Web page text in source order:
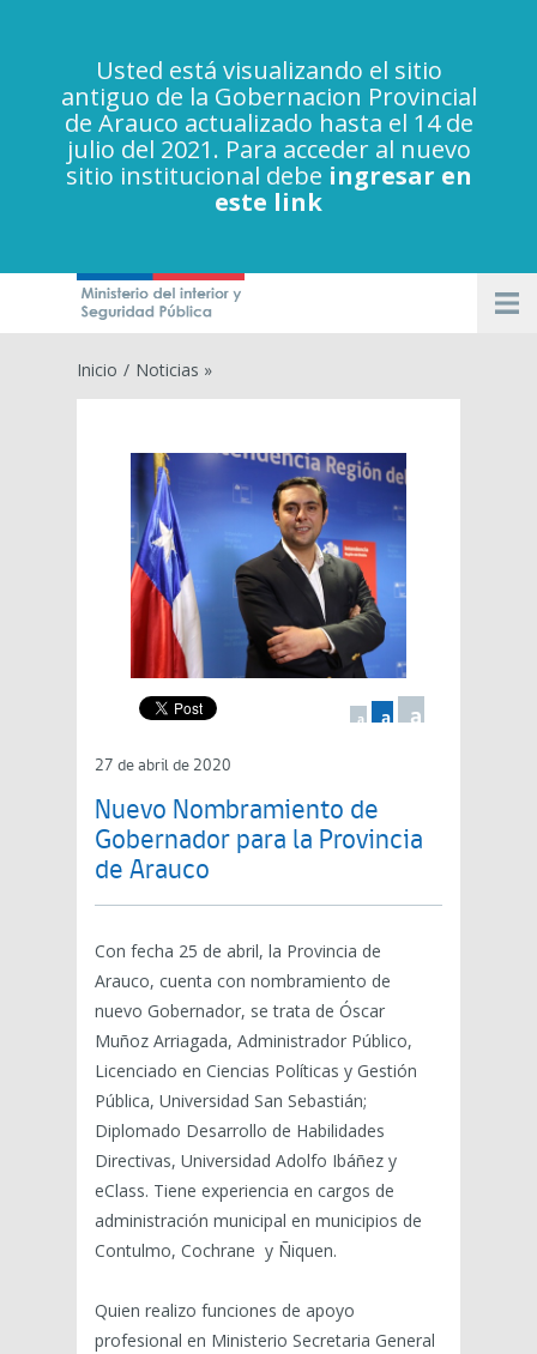
Usted está visualizando el sitio
antiguo de la Gobernacion Provincial
de Arauco actualizado hasta el 14 de
julio del 2021. Para acceder al nuevo
sitio institucional debe ingresar en
este link
Inicio / Noticias »
a a a
27 de abril de 2020
Nuevo Nombramiento de
Gobernador para la Provincia
de Arauco
Con fecha 25 de abril, la Provincia de
Arauco, cuenta con nombramiento de
nuevo Gobernador, se trata de Óscar
Muñoz Arriagada, Administrador Público,
Licenciado en Ciencias Políticas y Gestión
Pública, Universidad San Sebastián;
Diplomado Desarrollo de Habilidades
Directivas, Universidad Adolfo Ibáñez y
eClass. Tiene experiencia en cargos de
administración municipal en municipios de
Contulmo, Cochrane y Ñiquen.
Quien realizo funciones de apoyo
profesional en Ministerio Secretaria General